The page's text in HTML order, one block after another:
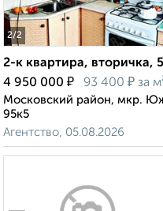
2/2
2-к квартира, вторичка,
4 950 000 ₽ 93 400 ₽ за
Московский район, мкр.
95к5
Агентство, 05.08.2026